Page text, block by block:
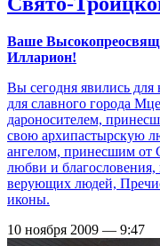
Ваше
Илларион!
Вы сегодня явились
для славного города
дароносителем,
свою архипастырскую
ангелом, принесшим от
любви и
верующих людей,
иконы.
10 ноября 2009 — 9:47